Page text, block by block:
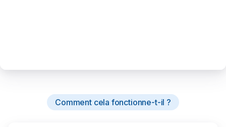
Comment cela fonctionne-t-il ?